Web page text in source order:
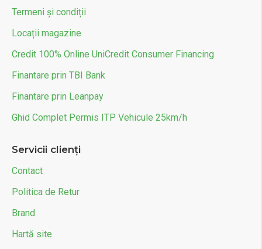
Termeni și condiții
Locații magazine
Credit 100% Online UniCredit Consumer Financing
Finantare prin TBI Bank
Finantare prin Leanpay
Ghid Complet Permis ITP Vehicule 25km/h
Servicii clienți
Contact
Politica de Retur
Brand
Hartă site